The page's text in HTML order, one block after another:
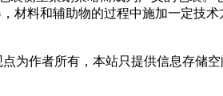
材料和辅助物的过程中施加一定技
点为作者所有，本站只提供信息存储